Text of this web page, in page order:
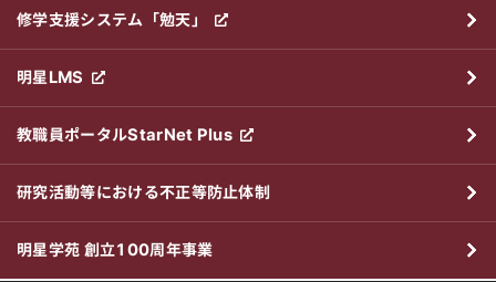
修学支援システム「勉天」
明星LMS
教職員ポータルStarNet Plus
研究活動等における不正等防止体制
明星学苑 創立100周年事業